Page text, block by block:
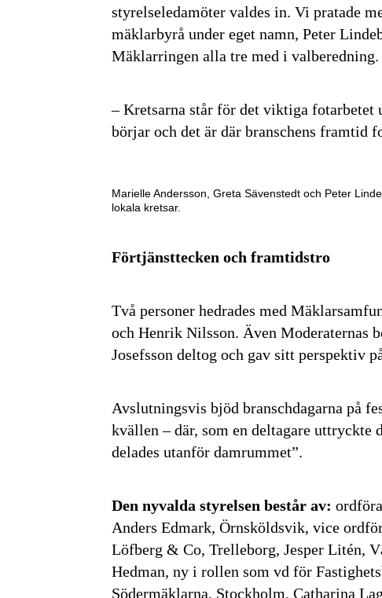
styrelseledamöter valdes in. Vi pratade
mäklarbyrå under eget namn, Peter
Mäklarringen alla tre med i valberedning.
– Kretsarna står för det viktiga fotarbetet
börjar och det är där branschens framtid
Marielle Andersson, Greta Sävenstedt och Peter
lokala kretsar.
Förtjänsttecken och framtidstro
Två personer hedrades med
och Henrik Nilsson. Även Moderaternas
Josefsson deltog och gav sitt perspektiv
Avslutningsvis bjöd branschdagarna på
kvällen – där, som en deltagare uttryckte
delades utanför damrummet”.
Den nyvalda styrelsen består av:
Anders Edmark, Örnsköldsvik, vice
Löfberg & Co, Trelleborg, Jesper Litén,
Hedman, ny i rollen som vd för
Södermäklarna, Stockholm, Catharina